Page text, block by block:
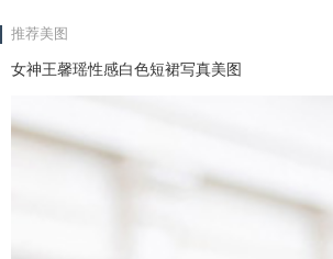
推荐美图
女神王馨瑶性感白色短裙写真美图